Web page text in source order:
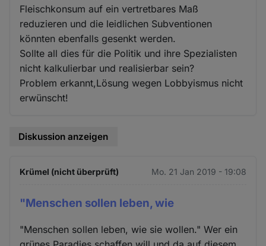
Fleischkonsum auf ein vertretbares Maß
reduzieren und die leidlichen Subventionen
könnten ebenfalls gesenkt werden.
Sollte all dies für die Politik und ihre Spezialisten
nicht kalkulierbar und realisierbar sein?
Problem erkannt,Lösung wegen Lobbyismus nicht
erwünscht!
Diskussion anzeigen
Krümel (nicht überprüft) Mo. 21 Jan 2019 - 19:08
"Menschen sollen leben, wie
"Menschen sollen leben, wie sie wollen." Wer ein